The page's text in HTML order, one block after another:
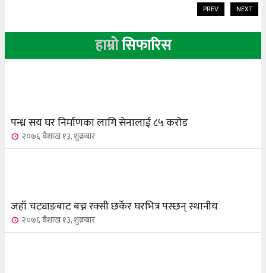
PREV NEXT
हाम्रोसिफारिस
पन्ध्र सय घर निर्माणका लागि सेनालाई ८५ करोड
२०७६ बैशाख १३, शुक्रबार
जहाँ चट्याङबाट बच्न रक्सी छर्केर घरभित्र पस्छन् स्थानीय
२०७६ बैशाख १३, शुक्रबार